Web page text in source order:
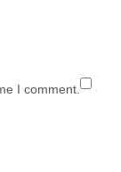
I comment.